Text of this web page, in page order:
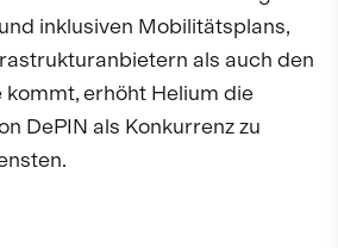
inklusiven Mobilitätsplans,
als auch den
kommt, erhöht Helium die
DePIN als Konkurrenz zu